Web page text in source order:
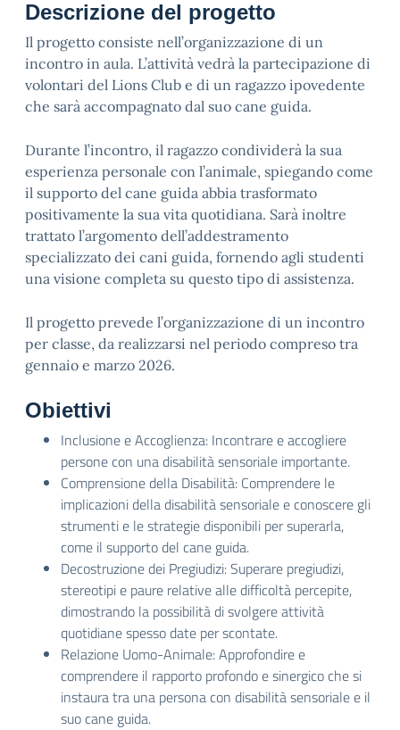
Descrizione del progetto
Il progetto consiste nell’organizzazione di un
incontro in aula. L’attività vedrà la partecipazione di
volontari del Lions Club e di un ragazzo ipovedente
che sarà accompagnato dal suo cane guida.
Durante l’incontro, il ragazzo condividerà la sua
esperienza personale con l’animale, spiegando come
il supporto del cane guida abbia trasformato
positivamente la sua vita quotidiana. Sarà inoltre
trattato l’argomento dell’addestramento
specializzato dei cani guida, fornendo agli studenti
una visione completa su questo tipo di assistenza.
Il progetto prevede l’organizzazione di un incontro
per classe, da realizzarsi nel periodo compreso tra
gennaio e marzo 2026.
Obiettivi
Inclusione e Accoglienza: Incontrare e accogliere
persone con una disabilità sensoriale importante.
Comprensione della Disabilità: Comprendere le
implicazioni della disabilità sensoriale e conoscere gli
strumenti e le strategie disponibili per superarla,
come il supporto del cane guida.
Decostruzione dei Pregiudizi: Superare pregiudizi,
stereotipi e paure relative alle difficoltà percepite,
dimostrando la possibilità di svolgere attività
quotidiane spesso date per scontate.
Relazione Uomo-Animale: Approfondire e
comprendere il rapporto profondo e sinergico che si
instaura tra una persona con disabilità sensoriale e il
suo cane guida.